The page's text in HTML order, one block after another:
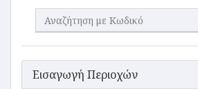
Εισαγωγή Περιοχών